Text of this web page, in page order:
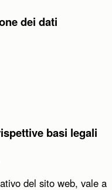
dei dati
basi legali
del sito web, vale a